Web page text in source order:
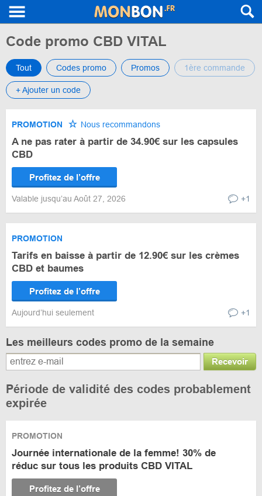
Code promo CBD VITAL
Tout Codes promo Promos 1ère commande
+ Ajouter un code
PROMOTION Nous recommandons
A ne pas rater à partir de 34.90€ sur les capsules
CBD
Profitez de l’offre
Valable jusqu’au Août 27, 2026 +1
PROMOTION
Tarifs en baisse à partir de 12.90€ sur les crèmes
CBD et baumes
Profitez de l’offre
Aujourd’hui seulement +1
Les meilleurs codes promo de la semaine
Recevoir
Période de validité des codes probablement
expirée
PROMOTION
Journée internationale de la femme! 30% de
réduc sur tous les produits CBD VITAL
Profitez de l’offre